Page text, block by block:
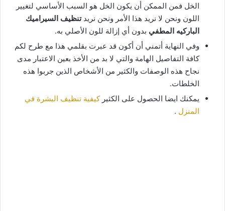
الخل فمن الممكن أن يكون الخل هو السبب الأساسي لتغيير
اللون ونحن لا نريد هذا الأمر ونحن نريد تنظيف السيراميك
الباركيه المطفي بدون أي إزالة للون الأصلي به.
وفي النهاية أتمني أن أكون قد عبرت بقلمي هذا مع طرح لكم
كافة التفاصيل الهامة والتي لا بد من الأخذ بعين الاعتبار مدى
نجاح هذه الوصفات والكثير من الأشخاص الذين جربوا هذه
الخلطات.
يمكنك ايضا الحصول على الكثيركيفية تنظيف البشرة في
المنزل .